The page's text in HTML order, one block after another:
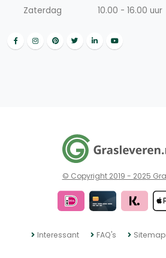
Zaterdag
10.00 - 16.00 uur
© Copyright 2019 - 2025
Interessant FAQ's Sitemap